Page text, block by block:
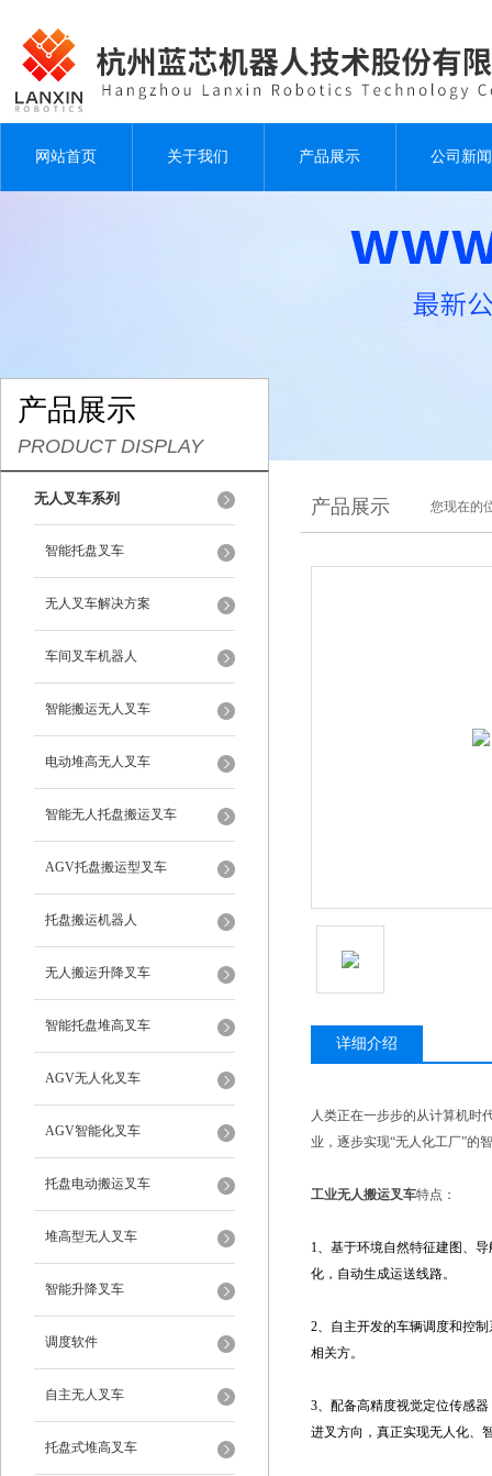
网站首页 关于我们 产品展示 公司新闻
产品展示
PRODUCT DISPLAY
无人叉车系列
智能托盘叉车
无人叉车解决方案
车间叉车机器人
智能搬运无人叉车
电动堆高无人叉车
智能无人托盘搬运叉车
AGV托盘搬运型叉车
托盘搬运机器人
无人搬运升降叉车
智能托盘堆高叉车
AGV无人化叉车
AGV智能化叉车
托盘电动搬运叉车
堆高型无人叉车
智能升降叉车
调度软件
自主无人叉车
托盘式堆高叉车
产品展示 您现在的
详细介绍
人类正在一步步的从计算机时
业，逐步实现“无人化工厂”的
工业无人搬运叉车特点：
1、基于环境自然特征建图、
化，自动生成运送线路。
2、自主开发的车辆调度和控
相关方。
3、配备高精度视觉定位传感
进叉方向，真正实现无人化、